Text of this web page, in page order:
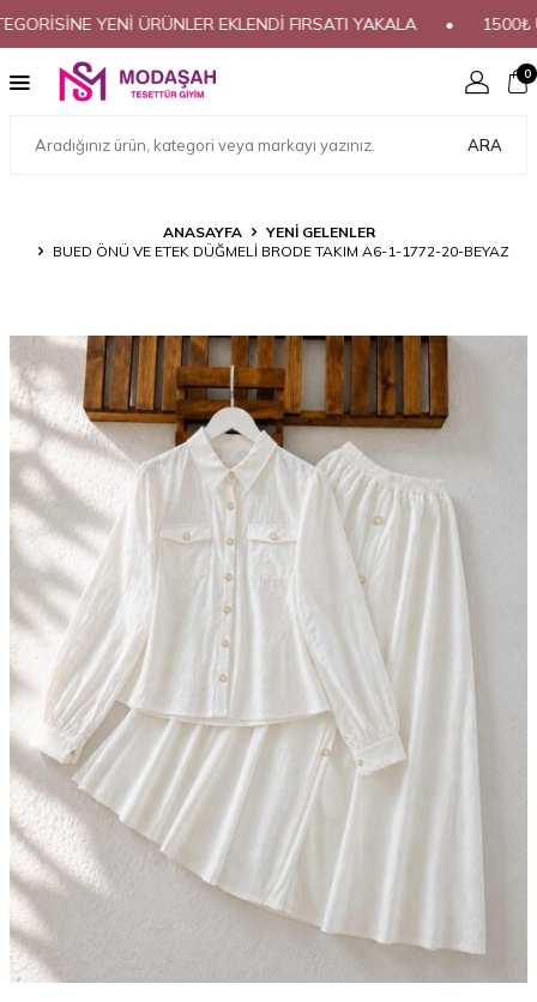
YENİ ÜRÜNLER EKLENDİ FIRSATI YAKALA • 1500₺
ARA
0
ANASAYFA
YENİ GELENLER
BUED ÖNÜ VE ETEK DÜĞMELİ BRODE TAKIM A6-1-1772-20-BEYAZ